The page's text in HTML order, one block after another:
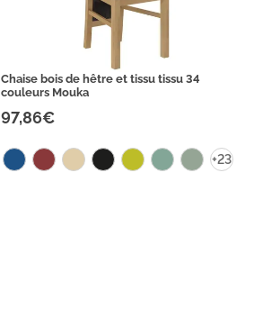
Chaise bois de hêtre et tissu tissu 34
couleurs Mouka
97,86€
+23